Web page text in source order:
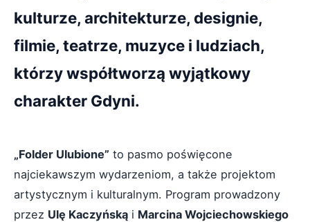
kulturze, architekturze, designie,
filmie, teatrze, muzyce i ludziach,
którzy współtworzą wyjątkowy
charakter Gdyni.
„Folder Ulubione” to pasmo poświęcone
najciekawszym wydarzeniom, a także projektom
artystycznym i kulturalnym. Program prowadzony
przez Ulę Kaczyńską i Marcina Wojciechowskiego